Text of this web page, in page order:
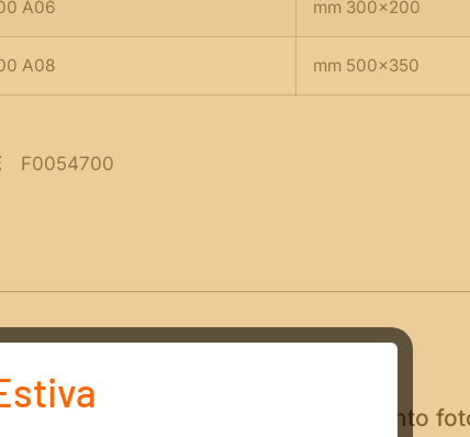
A06 mm 300×200
A08 mm 500×350
F0054700
00 “Interruttore di tensione impianto